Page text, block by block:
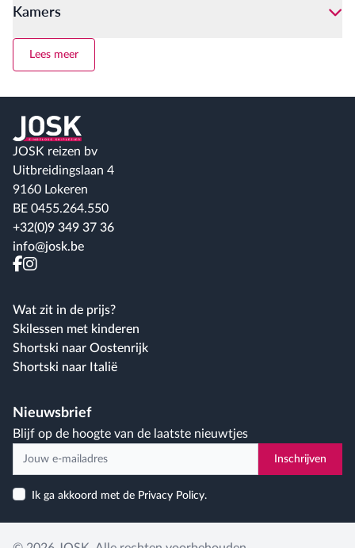
Kamers
Lees meer
Terug naar home
JOSK reizen bv
Uitbreidingslaan 4
9160 Lokeren
BE 0455.264.550
+32(0)9 349 37 36
info@josk.be
facebook
instagram
Wat zit in de prijs?
Skilessen met kinderen
Shortski naar Oostenrijk
Shortski naar Italië
Nieuwsbrief
Blijf op de hoogte van de laatste nieuwtjes
Inschrijven
Ik ga akkoord met de Privacy Policy.